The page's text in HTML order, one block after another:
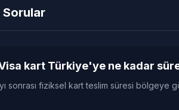
Sorular
kart Türkiye'ye ne kadar
sonrası fiziksel kart teslim süresi